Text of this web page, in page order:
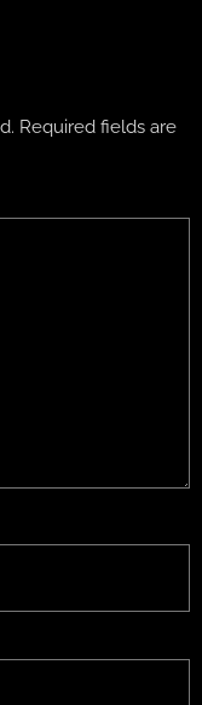
Required fields are